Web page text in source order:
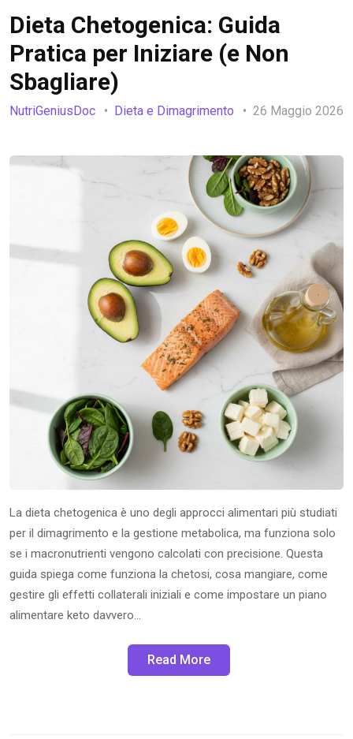
Dieta Chetogenica: Guida
Pratica per Iniziare (e Non
Sbagliare)
NutriGeniusDoc Dieta e Dimagrimento 26 Maggio 2026
La dieta chetogenica è uno degli approcci alimentari più studiati
per il dimagrimento e la gestione metabolica, ma funziona solo
se i macronutrienti vengono calcolati con precisione. Questa
guida spiega come funziona la chetosi, cosa mangiare, come
gestire gli effetti collaterali iniziali e come impostare un piano
alimentare keto davvero…
Read More